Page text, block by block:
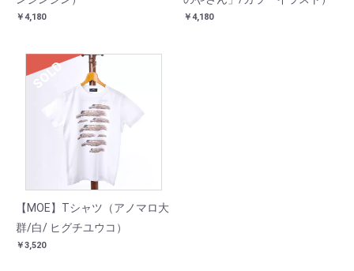
￥4,180 ￥4,180
SOLD
【MOE】Tシャツ（アノマロ大
群/白/ ヒグチユウコ）
￥3,520